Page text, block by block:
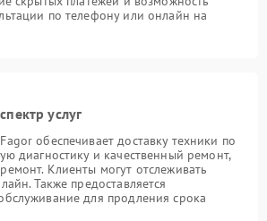
по телефону или онлайн на
услуг
обеспечивает доставку техники по
диагностику и качественный ремонт,
Клиенты могут отслеживать
Также предоставляется
для продления срока